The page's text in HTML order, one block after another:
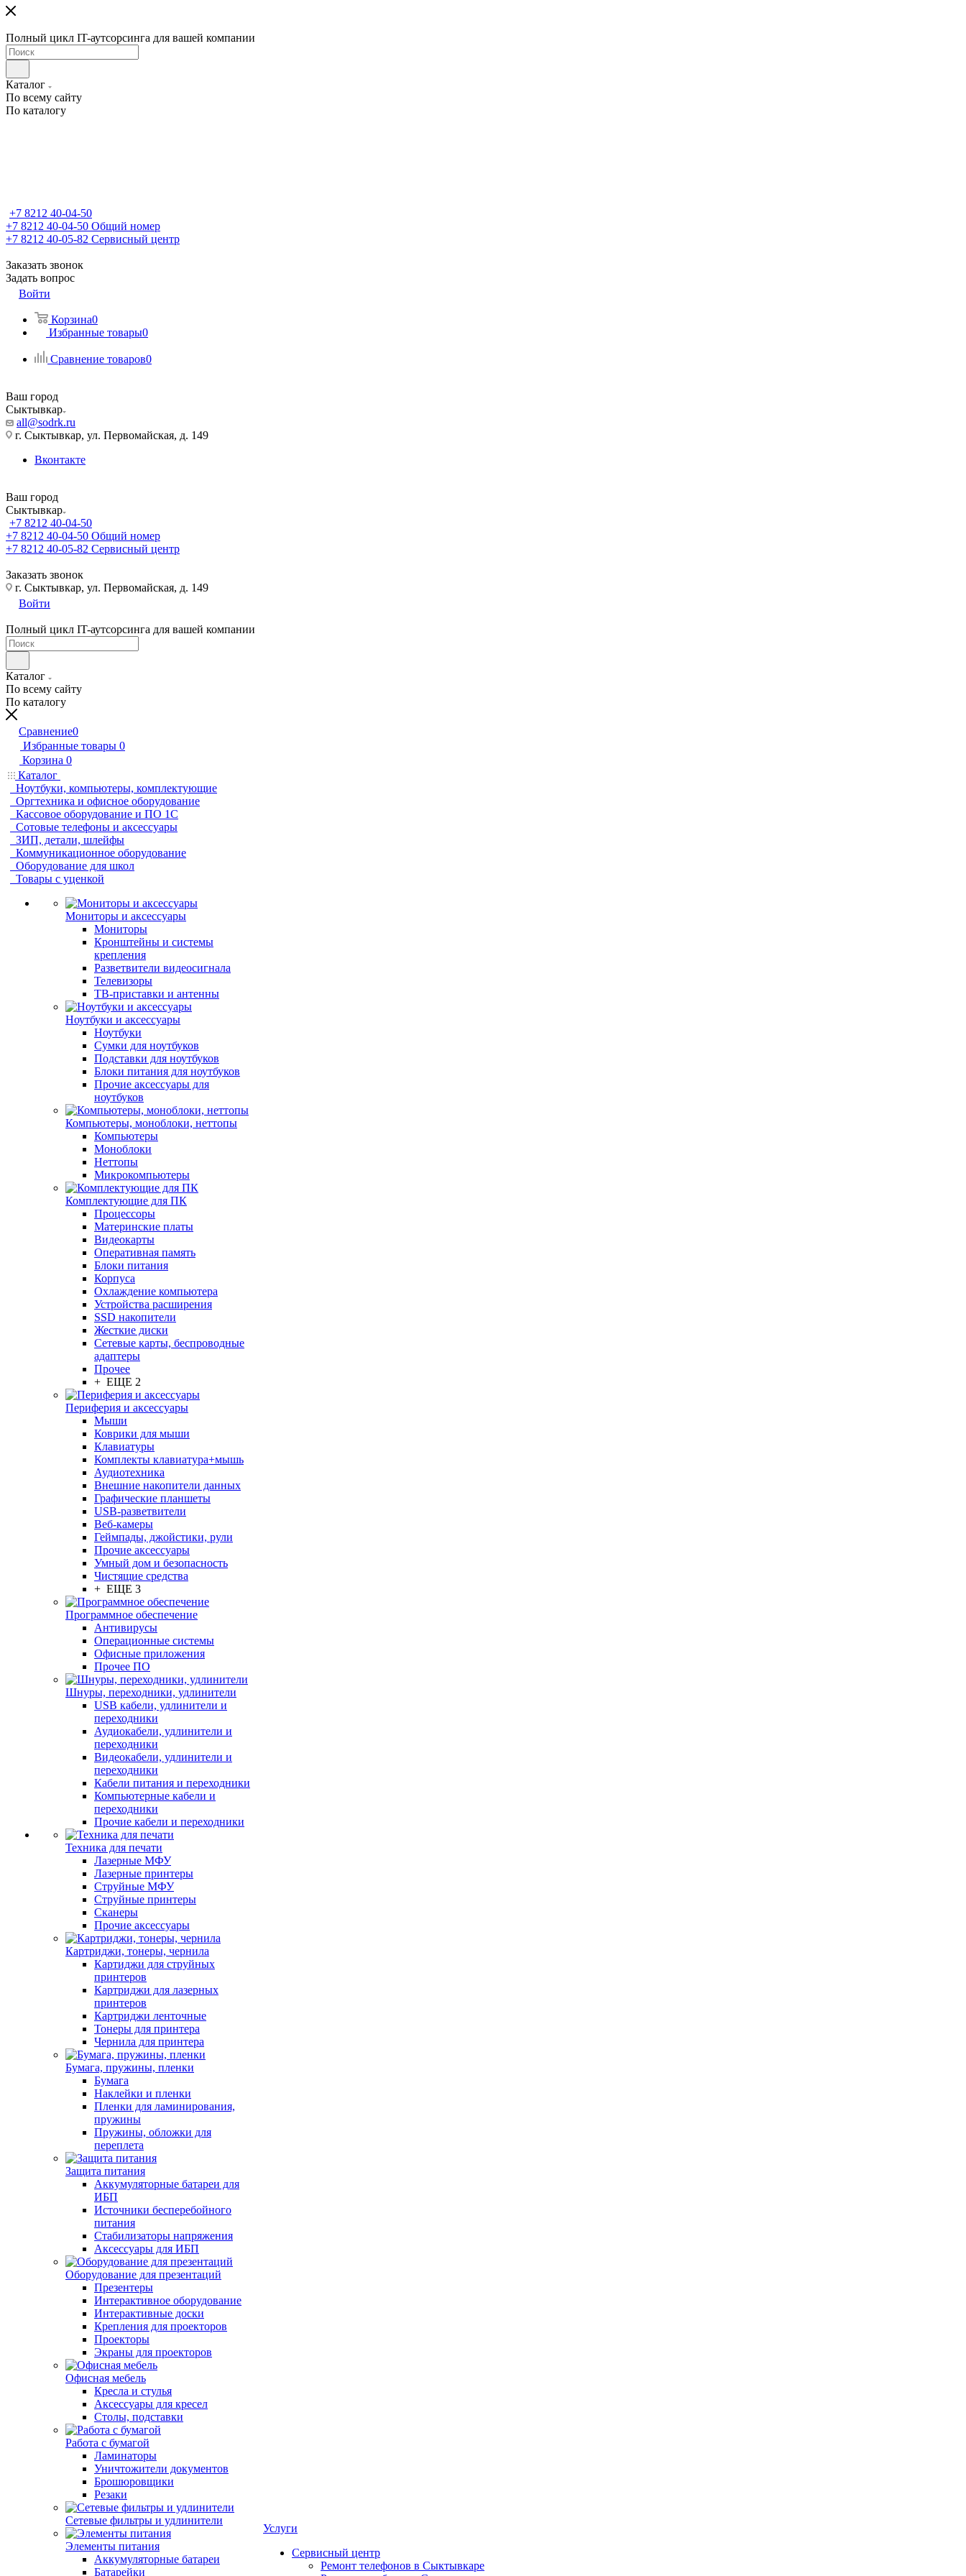
Полный цикл IT-аутсорсинга для вашей компании
Каталог
По всему сайту
По каталогу
+7 8212 40-04-50
+7 8212 40-04-50 Общий номер
+7 8212 40-05-82 Сервисный центр
Заказать звонок
Задать вопрос
Войти
Корзина0
Избранные товары0
Сравнение товаров0
Ваш город
Сыктывкар
all@sodrk.ru
г. Сыктывкар, ул. Первомайская, д. 149
Вконтакте
Ваш город
Сыктывкар
+7 8212 40-04-50
+7 8212 40-04-50 Общий номер
+7 8212 40-05-82 Сервисный центр
Заказать звонок
г. Сыктывкар, ул. Первомайская, д. 149
Войти
Полный цикл IT-аутсорсинга для вашей компании
Каталог
По всему сайту
По каталогу
Сравнение0
Избранные товары 0
Корзина 0
Каталог
Ноутбуки, компьютеры, комплектующие
Оргтехника и офисное оборудование
Кассовое оборудование и ПО 1С
Сотовые телефоны и аксессуары
ЗИП, детали, шлейфы
Коммуникационное оборудование
Оборудование для школ
Товары с уценкой
Мониторы и аксессуары
Мониторы
Кронштейны и системы
крепления
Разветвители видеосигнала
Телевизоры
ТВ-приставки и антенны
Ноутбуки и аксессуары
Ноутбуки
Сумки для ноутбуков
Подставки для ноутбуков
Блоки питания для ноутбуков
Прочие аксессуары для
ноутбуков
Компьютеры, моноблоки, неттопы
Компьютеры
Моноблоки
Неттопы
Микрокомпьютеры
Комплектующие для ПК
Процессоры
Материнские платы
Видеокарты
Оперативная память
Блоки питания
Корпуса
Охлаждение компьютера
Устройства расширения
SSD накопители
Жесткие диски
Сетевые карты, беспроводные
адаптеры
Прочее
+ ЕЩЕ 2
Периферия и аксессуары
Мыши
Коврики для мыши
Клавиатуры
Комплекты клавиатура+мышь
Аудиотехника
Внешние накопители данных
Графические планшеты
USB-разветвители
Веб-камеры
Геймпады, джойстики, рули
Прочие аксессуары
Умный дом и безопасность
Чистящие средства
+ ЕЩЕ 3
Программное обеспечение
Антивирусы
Операционные системы
Офисные приложения
Прочее ПО
Шнуры, переходники, удлинители
USB кабели, удлинители и
переходники
Аудиокабели, удлинители и
переходники
Видеокабели, удлинители и
переходники
Кабели питания и переходники
Компьютерные кабели и
переходники
Прочие кабели и переходники
Техника для печати
Лазерные МФУ
Лазерные принтеры
Струйные МФУ
Струйные принтеры
Сканеры
Прочие аксессуары
Картриджи, тонеры, чернила
Картиджи для струйных
принтеров
Картриджи для лазерных
принтеров
Картриджи ленточные
Тонеры для принтера
Чернила для принтера
Бумага, пружины, пленки
Бумага
Наклейки и пленки
Пленки для ламинирования,
пружины
Пружины, обложки для
переплета
Защита питания
Аккумуляторные батареи для
ИБП
Источники бесперебойного
питания
Стабилизаторы напряжения
Аксессуары для ИБП
Оборудование для презентаций
Презентеры
Интерактивное оборудование
Интерактивные доски
Крепления для проекторов
Проекторы
Экраны для проекторов
Офисная мебель
Кресла и стулья
Аксессуары для кресел
Столы, подставки
Работа с бумагой
Ламинаторы
Уничтожители документов
Брошюровщики
Резаки
Сетевые фильтры и удлинители
Элементы питания
Аккумуляторные батареи
Батарейки
Услуги
Сервисный центр
Ремонт телефонов в Сыктывкаре